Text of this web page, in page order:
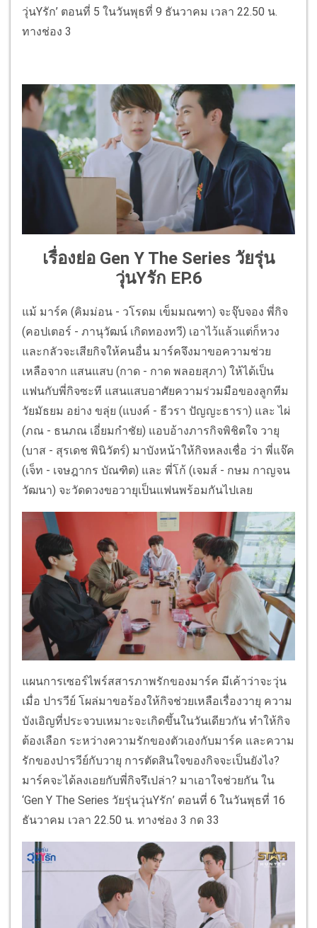
วุ่นYรัก’ ตอนที่ 5 ในวันพุธที่ 9 ธันวาคม เวลา 22.50 น.
ทางช่อง 3
เรื่องย่อ Gen Y The Series วัยรุ่น
วุ่นYรัก EP.6
แม้ มาร์ค (คิมม่อน - วโรดม เข็มมณฑา) จะจุ๊บจอง พี่กิจ
(คอปเตอร์ - ภานุวัฒน์ เกิดทองทวี) เอาไว้แล้วแต่ก็หวง
และกลัวจะเสียกิจให้คนอื่น มาร์คจึงมาขอความช่วย
เหลือจาก แสนแสบ (กาด - กาด พลอยสุภา) ให้ได้เป็น
แฟนกับพี่กิจซะที แสนแสบอาศัยความร่วมมือของลูกทีม
วัยมัธยม อย่าง ขลุ่ย (แบงค์ - ธีวรา ปัญญะธารา) และ ไผ่
(ภณ - ธนภณ เอี่ยมกำชัย) แอบอ้างภารกิจพิชิตใจ วายุ
(บาส - สุรเดช พินิวัตร์) มาบังหน้าให้กิจหลงเชื่อ ว่า พี่แจ๊ค
(เจ็ท - เจษฎากร บัณฑิต) และ พี่โก้ (เจมส์ - กษม กาญจน
วัฒนา) จะวัดดวงขอวายุเป็นแฟนพร้อมกันไปเลย
แผนการเซอร์ไพร์สสารภาพรักของมาร์ค มีเค้าว่าจะวุ่น
เมื่อ ปารวีย์ โผล่มาขอร้องให้กิจช่วยเหลือเรื่องวายุ ความ
บังเอิญที่ประจวบเหมาะจะเกิดขึ้นในวันเดียวกัน ทำให้กิจ
ต้องเลือก ระหว่างความรักของตัวเองกับมาร์ค และความ
รักของปารวีย์กับวายุ การตัดสินใจของกิจจะเป็นยังไง?
มาร์คจะได้ลงเอยกับพี่กิจรึเปล่า? มาเอาใจช่วยกัน ใน
‘Gen Y The Series วัยรุ่นวุ่นYรัก’ ตอนที่ 6 ในวันพุธที่ 16
ธันวาคม เวลา 22.50 น. ทางช่อง 3 กด 33